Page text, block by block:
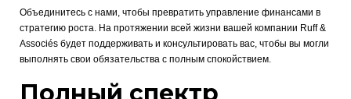
Объединитесь с нами, чтобы превратить управление финансами в
стратегию роста. На протяжении всей жизни вашей компании Ruff &
Associés будет поддерживать и консультировать вас, чтобы вы могли
выполнять свои обязательства с полным спокойствием.